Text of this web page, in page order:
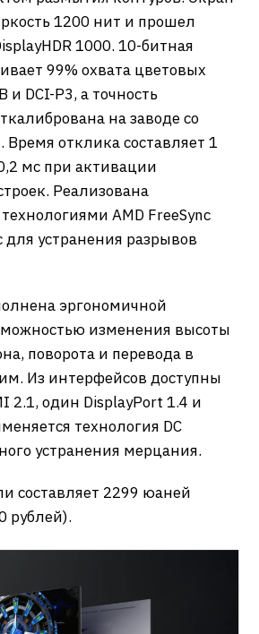
1200 нит и прошел
1000. 10-битная
99% охвата цветовых
и DCI-P3, а точность
на заводе со
Время отклика составляет 1
мс при активации
Реализована
AMD FreeSync
для устранения разрывов
эргономичной
изменения высоты
поворота и перевода в
Из интерфейсов доступны
2.1, один DisplayPort 1.4 и
технология DC
устранения мерцания.
составляет 2299 юаней
рублей).